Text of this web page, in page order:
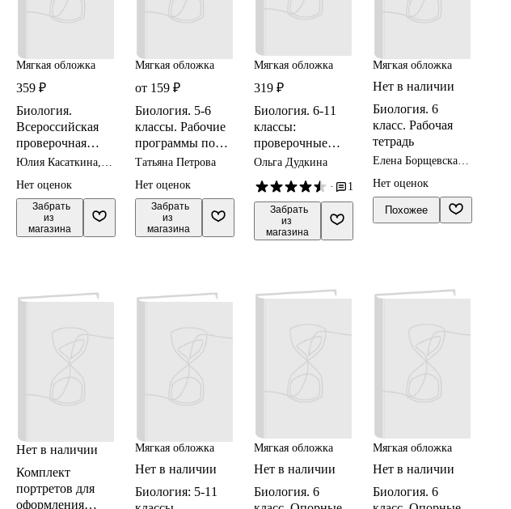
Мягкая обложка
359 ₽
Биология.
Всероссийская
проверочная
работа. 6 класс.
25 вариантов
заданий.
Подробные
критерии
Юлия Касаткина,
Нет оценок
Забрать
из
магазина
Мягкая обложка
от 159 ₽
Биология. 5-6
классы. Рабочие
программы по
учебнику В.В.
Суматохина, Г.С.
Калиновой, З.Г.
Гапонюк. ФГОС
Татьяна Петрова
Нет оценок
Забрать
из
магазина
Мягкая обложка
319 ₽
Биология. 6-11
классы:
проверочные
тесты
задания
Ольга Дудкина
·
1
Забрать
из
магазина
Мягкая обложка
Нет в наличии
Биология. 6
класс. Рабочая
тетрадь
Елена Борщевская,
Нет оценок
Похожее
Нет в наличии
Комплект
портретов для
оформления
Мягкая обложка
Нет в наличии
Биология: 5-11
Мягкая обложка
Нет в наличии
Биология. 6
Мягкая обложка
Нет в наличии
Биология. 6